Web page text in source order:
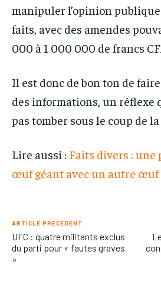
manipuler l’opinion
faits, avec des amendes
000 à 1 000 000 de francs
Il est donc de bon ton de
des informations, un réflexe
pas tomber sous le coup de
Lire aussi : Faits divers : une
œuf géant avec un autre œuf
ARTICLE PRÉCÉDENT
UFC : quatre militants exclus
du parti pour « fautes graves
»